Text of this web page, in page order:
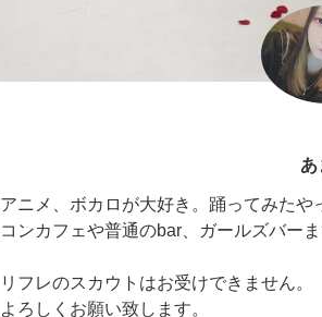
あ
アニメ、ボカロが大好き。踊ってみたや
コンカフェや普通のbar、ガールズバーま
リフレのスカウトはお受けできません。
よろしくお願い致します。